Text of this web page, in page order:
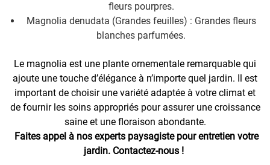
fleurs pourpres.
Magnolia denudata (Grandes feuilles) : Grandes fleurs
blanches parfumées.
Le magnolia est une plante ornementale remarquable qui
ajoute une touche d’élégance à n’importe quel jardin. Il est
important de choisir une variété adaptée à votre climat et
de fournir les soins appropriés pour assurer une croissance
saine et une floraison abondante.
Faites appel à nos experts paysagiste pour entretien votre
jardin. Contactez-nous !